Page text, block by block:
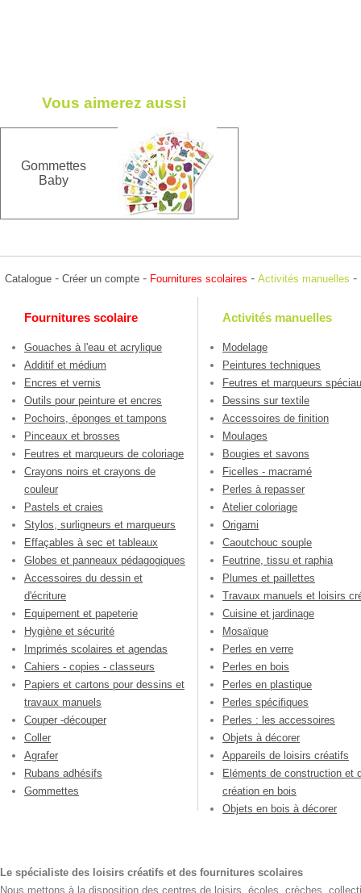
Vous aimerez aussi
Gommettes
Baby
Catalogue - Créer un compte - Fournitures scolaires - Activités manuelles -
Fournitures scolaire
Gouaches à l'eau et acrylique
Additif et médium
Encres et vernis
Outils pour peinture et encres
Pochoirs, éponges et tampons
Pinceaux et brosses
Feutres et marqueurs de coloriage
Crayons noirs et crayons de
couleur
Pastels et craies
Stylos, surligneurs et marqueurs
Effaçables à sec et tableaux
Globes et panneaux pédagogiques
Accessoires du dessin et
d'écriture
Equipement et papeterie
Hygiène et sécurité
Imprimés scolaires et agendas
Cahiers - copies - classeurs
Papiers et cartons pour dessins et
travaux manuels
Couper -découper
Coller
Agrafer
Rubans adhésifs
Gommettes
Activités manuelles
Modelage
Peintures techniques
Feutres et marqueurs
Dessins sur textile
Accessoires de finition
Moulages
Bougies et savons
Ficelles - macramé
Perles à repasser
Atelier coloriage
Origami
Caoutchouc souple
Feutrine, tissu et raphia
Plumes et paillettes
Travaux manuels et loisirs
Cuisine et jardinage
Mosaïque
Perles en verre
Perles en bois
Perles en plastique
Perles spécifiques
Perles : les accessoires
Objets à décorer
Appareils de loisirs créatifs
Eléments de construction et
création en bois
Objets en bois à décorer
Le spécialiste des loisirs créatifs et des fournitures scolaires
Nous mettons à la disposition des centres de loisirs, écoles, crèches,